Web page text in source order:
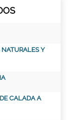
NATURALES Y
CALADA A